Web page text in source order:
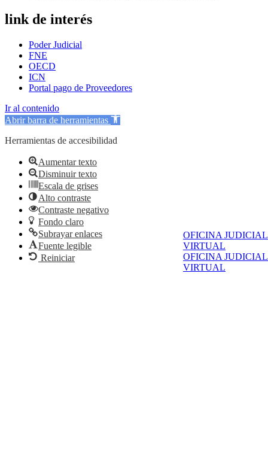
OFICINA JUDICIAL
VIRTUAL
OFICINA JUDICIAL
VIRTUAL
link de interés
Poder Judicial
FNE
OECD
ICN
Portal pago de Proveedores
Ir al contenido
Abrir barra de herramientas
Herramientas de accesibilidad
Aumentar texto
Disminuir texto
Escala de grises
Alto contraste
Contraste negativo
Fondo claro
Subrayar enlaces
Fuente legible
Reiniciar